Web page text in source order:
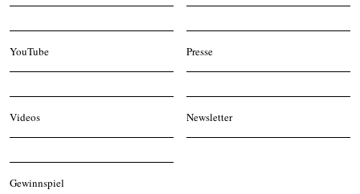
YouTube Presse
Videos Newsletter
Gewinnspiel